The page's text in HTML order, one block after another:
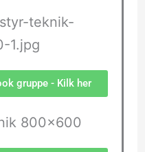
gruppe - Kilk her